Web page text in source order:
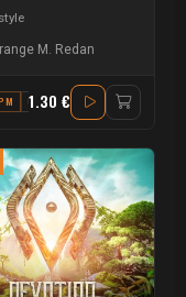
M. Redan
C1.30 €